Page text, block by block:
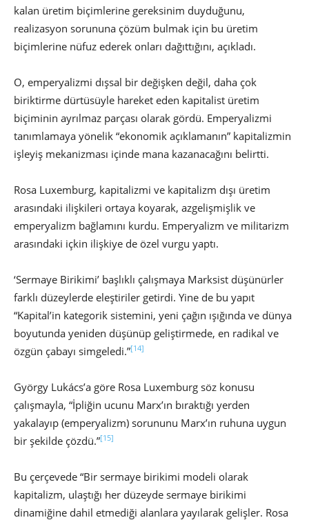
kalan üretim biçimlerine gereksinim duyduğunu,
realizasyon sorununa çözüm bulmak için bu üretim
biçimlerine nüfuz ederek onları dağıttığını, açıkladı.
O, emperyalizmi dışsal bir değişken değil, daha çok
biriktirme dürtüsüyle hareket eden kapitalist üretim
biçiminin ayrılmaz parçası olarak gördü. Emperyalizmi
tanımlamaya yönelik “ekonomik açıklamanın” kapitalizmin
işleyiş mekanizması içinde mana kazanacağını belirtti.
Rosa Luxemburg, kapitalizmi ve kapitalizm dışı üretim
arasındaki ilişkileri ortaya koyarak, azgelişmişlik ve
emperyalizm bağlamını kurdu. Emperyalizm ve militarizm
arasındaki içkin ilişkiye de özel vurgu yaptı.
‘Sermaye Birikimi’ başlıklı çalışmaya Marksist düşünürler
farklı düzeylerde eleştiriler getirdi. Yine de bu yapıt
“Kapital’in kategorik sistemini, yeni çağın ışığında ve dünya
boyutunda yeniden düşünüp geliştirmede, en radikal ve
özgün çabayı simgeledi.”[14]
György Lukács’a göre Rosa Luxemburg söz konusu
çalışmayla, “İpliğin ucunu Marx’ın bıraktığı yerden
yakalayıp (emperyalizm) sorununu Marx’ın ruhuna uygun
bir şekilde çözdü.”[15]
Bu çerçevede “Bir sermaye birikimi modeli olarak
kapitalizm, ulaştığı her düzeyde sermaye birikimi
dinamiğine dahil etmediği alanlara yayılarak gelişler. Rosa